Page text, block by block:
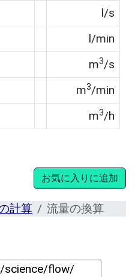
l/s
l/min
m3/s
m3/min
m3/h
お気に入りに追加
計算 流量の換算